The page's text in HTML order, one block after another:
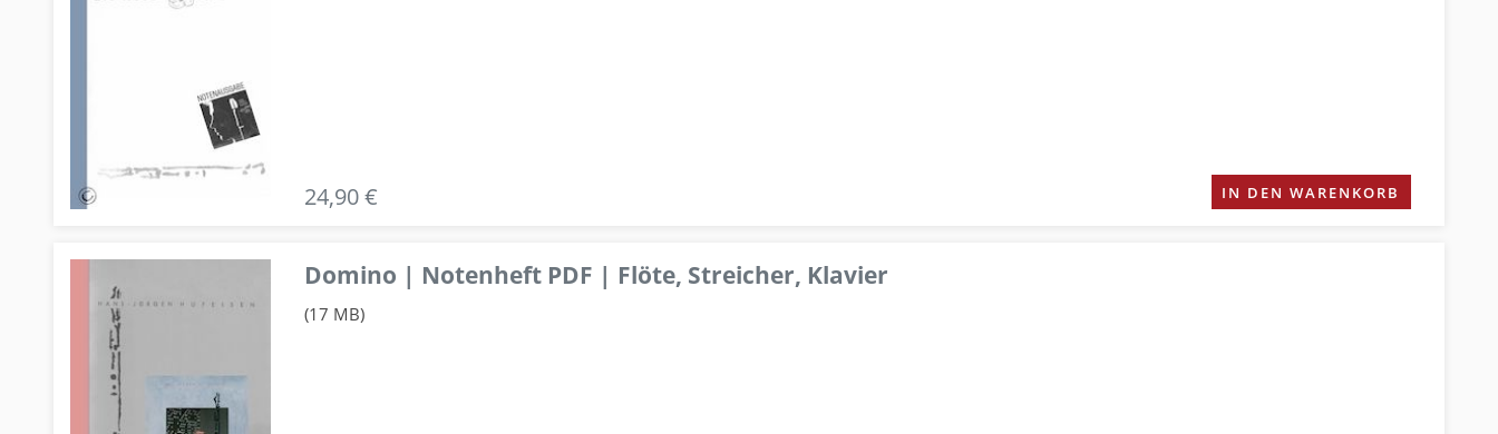
24,90 € IN DEN WARENKORB
Domino | Notenheft PDF | Flöte, Streicher, Klavier
(17 MB)